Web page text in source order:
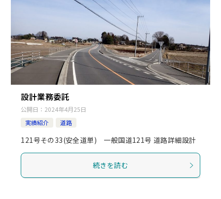
設計業務委託
公開日： 2024年4月25日
実績紹介
道路
121号その33(安全道単) 一般国道121号 道路詳細設計
続きを読む